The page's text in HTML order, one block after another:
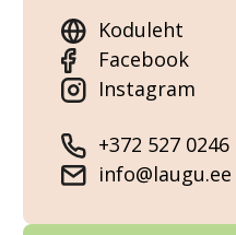
Koduleht
Facebook
Instagram
+372 527 0246
info@laugu.ee